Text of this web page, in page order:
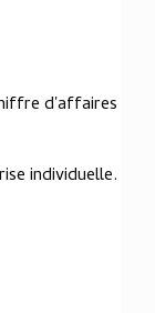
d'affaires
individuelle.